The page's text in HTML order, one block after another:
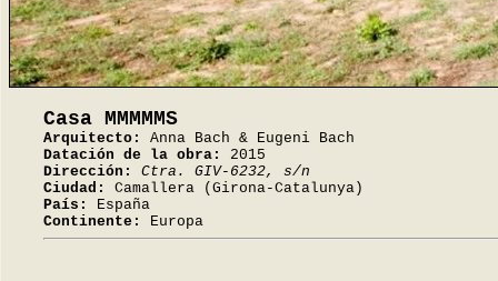
Casa MMMMMS
Arquitecto:
Anna Bach & Eugeni Bach
Datación de la obra:
2015
Dirección:
Ctra. GIV-6232, s/n
Ciudad:
Camallera (Girona-Catalunya)
País:
España
Continente:
Europa